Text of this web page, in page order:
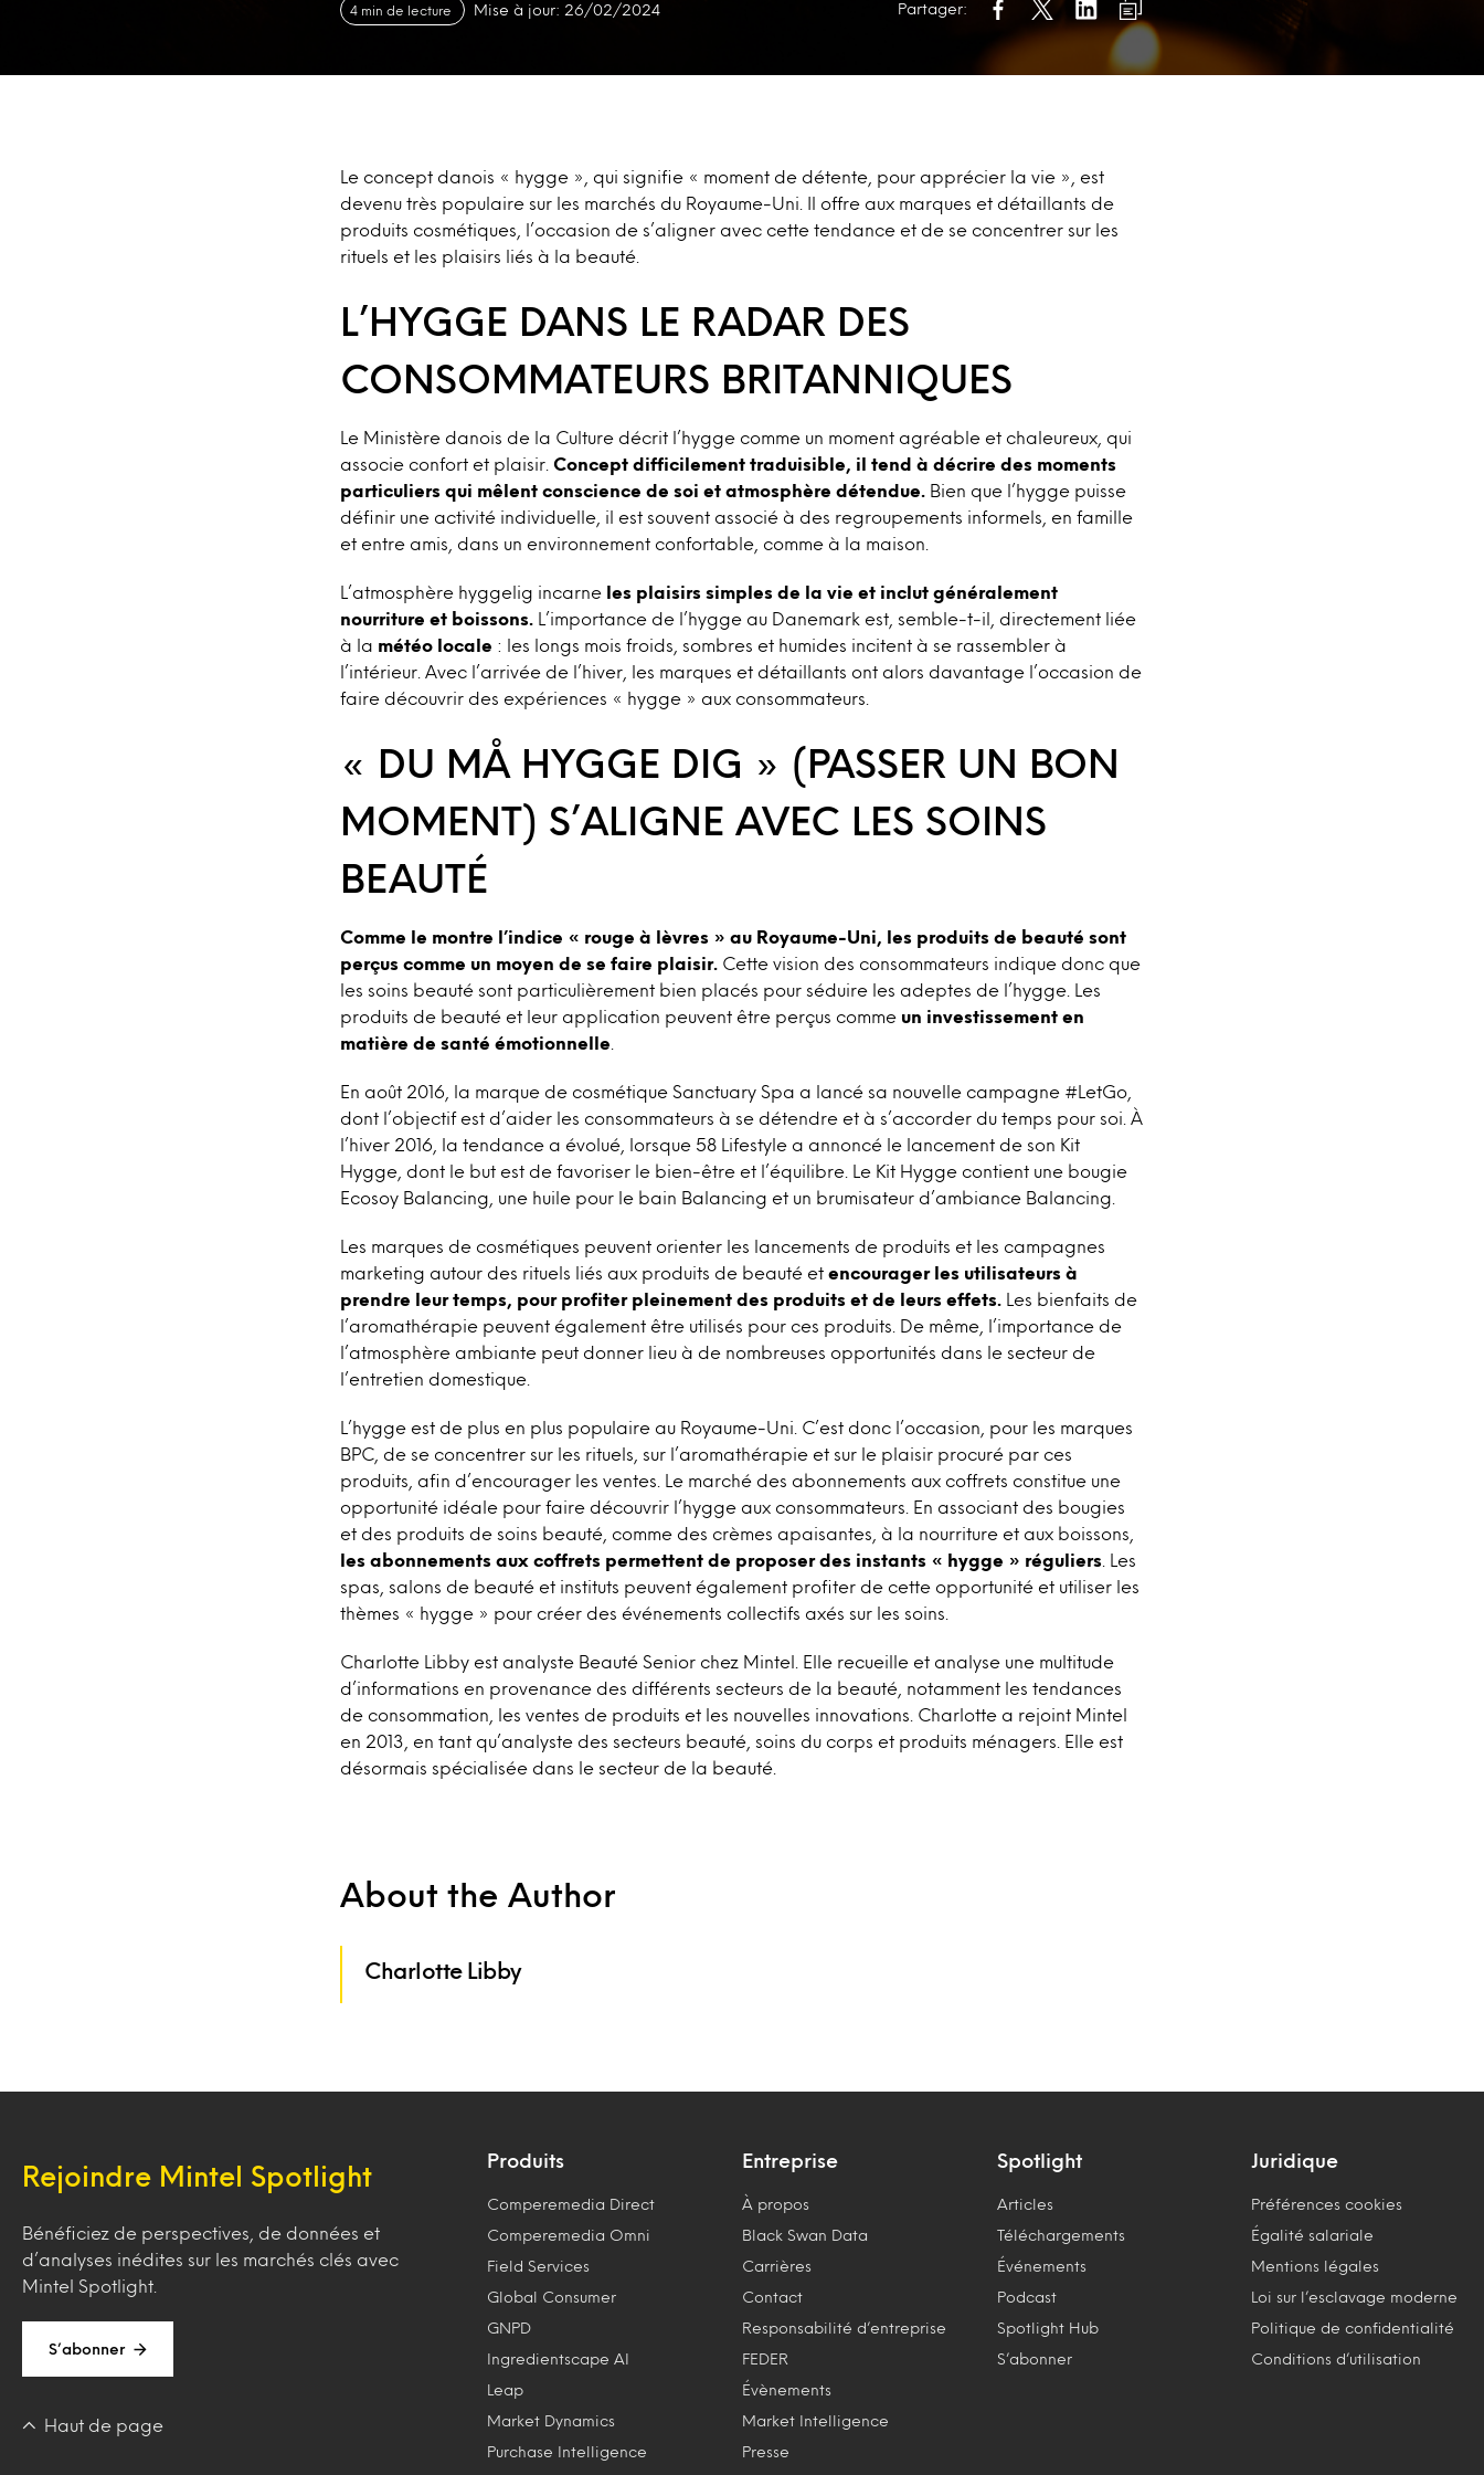
4 min de lecture Mise à jour: 26/02/2024 Partager:
Le concept danois « hygge », qui signifie « moment de détente, pour apprécier la vie », est
devenu très populaire sur les marchés du Royaume-Uni. Il offre aux marques et détaillants de
produits cosmétiques, l’occasion de s’aligner avec cette tendance et de se concentrer sur les
rituels et les plaisirs liés à la beauté.
L’HYGGE DANS LE RADAR DES
CONSOMMATEURS BRITANNIQUES
Le Ministère danois de la Culture décrit l’hygge comme un moment agréable et chaleureux, qui
associe confort et plaisir. Concept difficilement traduisible, il tend à décrire des moments
particuliers qui mêlent conscience de soi et atmosphère détendue.
Bien que l’hygge puisse
définir une activité individuelle, il est souvent associé à des regroupements informels, en famille
et entre amis, dans un environnement confortable, comme à la maison.
L’atmosphère hyggelig incarne
les plaisirs simples de la vie et inclut généralement
nourriture et boissons.
L’importance de l’hygge au Danemark est, semble-t-il, directement liée
à la météo locale : les longs mois froids, sombres et humides incitent à se rassembler à
l’intérieur. Avec l’arrivée de l’hiver, les marques et détaillants ont alors davantage l’occasion de
faire découvrir des expériences « hygge » aux consommateurs.
« DU MÅ HYGGE DIG » (PASSER UN BON
MOMENT) S’ALIGNE AVEC LES SOINS
BEAUTÉ
Comme le montre l’indice « rouge à lèvres » au Royaume-Uni, les produits de beauté sont
perçus comme un moyen de se faire plaisir.
Cette vision des consommateurs indique donc que
les soins beauté sont particulièrement bien placés pour séduire les adeptes de l’hygge. Les
produits de beauté et leur application peuvent être perçus comme un investissement en
matière de santé émotionnelle
En août 2016, la marque de cosmétique Sanctuary Spa a lancé sa nouvelle campagne #LetGo,
dont l’objectif est d’aider les consommateurs à se détendre et à s’accorder du temps pour soi. À
l’hiver 2016, la tendance a évolué, lorsque 58 Lifestyle a annoncé le lancement de son Kit
Hygge, dont le but est de favoriser le bien-être et l’équilibre. Le Kit Hygge contient une bougie
Ecosoy Balancing, une huile pour le bain Balancing et un brumisateur d’ambiance Balancing.
Les marques de cosmétiques peuvent orienter les lancements de produits et les campagnes
marketing autour des rituels liés aux produits de beauté et encourager les utilisateurs à
prendre leur temps,
pour profiter pleinement des produits et de leurs effets.
Les bienfaits de
l’aromathérapie peuvent également être utilisés pour ces produits. De même, l’importance de
l’atmosphère ambiante peut donner lieu à de nombreuses opportunités dans le secteur de
l’entretien domestique.
L’hygge est de plus en plus populaire au Royaume-Uni. C’est donc l’occasion, pour les marques
BPC, de se concentrer sur les rituels, sur l’aromathérapie et sur le plaisir procuré par ces
produits, afin d’encourager les ventes. Le marché des abonnements aux coffrets constitue une
opportunité idéale pour faire découvrir l’hygge aux consommateurs. En associant des bougies
et des produits de soins beauté, comme des crèmes apaisantes, à la nourriture et aux boissons,
les abonnements aux coffrets permettent de proposer des instants « hygge » réguliers . Les
spas, salons de beauté et instituts peuvent également profiter de cette opportunité et utiliser les
thèmes « hygge » pour créer des événements collectifs axés sur les soins.
Charlotte Libby est analyste Beauté Senior chez Mintel. Elle recueille et analyse une multitude
d’informations en provenance des différents secteurs de la beauté, notamment les tendances
de consommation, les ventes de produits et les nouvelles innovations. Charlotte a rejoint Mintel
en 2013, en tant qu’analyste des secteurs beauté, soins du corps et produits ménagers. Elle est
désormais spécialisée dans le secteur de la beauté.
About the Author
Charlotte Libby
Rejoindre Mintel Spotlight
Bénéficiez de perspectives, de données et
d’analyses inédites sur les marchés clés avec
Mintel Spotlight.
S’abonner
Haut de page
Produits
Comperemedia Direct
Comperemedia Omni
Field Services
Global Consumer
GNPD
Ingredientscape AI
Leap
Market Dynamics
Purchase Intelligence
Entreprise
À propos
Black Swan Data
Carrières
Contact
Responsabilité d’entreprise
FEDER
Évènements
Market Intelligence
Presse
Spotlight
Articles
Téléchargements
Événements
Podcast
Spotlight Hub
S’abonner
Juridique
Préférences cookies
Égalité salariale
Mentions légales
Loi sur l’esclavage moderne
Politique de confidentialité
Conditions d’utilisation